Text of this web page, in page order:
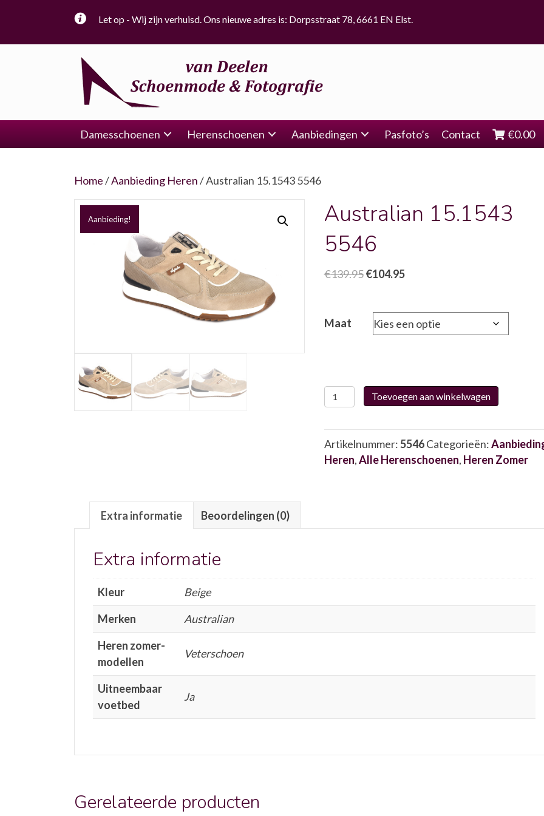
Let op - Wij zijn verhuisd. Ons nieuwe adres is: Dorpsstraat 78, 6661 EN Elst.
Damesschoenen Herenschoenen Aanbiedingen Pasfoto’s Contact €0.00
Home/Aanbieding Heren/ Australian 15.1543 5546
Aanbieding!
Australian 15.1543
5546
€139.95 Oorspronkelijke
€139.95.
€104.95Huidige
€104.95.
Maat
Australian
15.1543
aantal
Toevoegen aan winkelwagen
Artikelnummer:5546 Categorieën:
Heren,Alle Herenschoenen, Heren Zomer
Extra informatie Beoordelingen (0)
Extra informatie
Kleur
Beige
Merken
Australian
Heren zomer-
modellen
Veterschoen
Uitneembaar
voetbed
Ja
Gerelateerde producten